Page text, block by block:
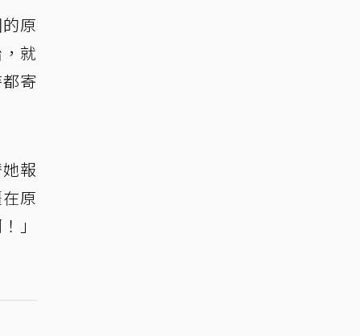
原
就
寄
報
原
」